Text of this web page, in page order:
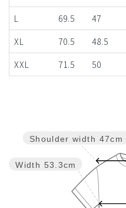
L
69.5 47
XL
70.5 48.5
XXL
71.5 50
Width 53.3cm
Shoulder width 47cm